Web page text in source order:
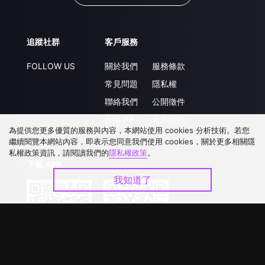
追蹤社群
FOLLOW US
客戶服務
關於我們
常見問題
聯絡我們
服務條款
隱私權
公開徵件
為提供您更多優質的服務與內容，本網站使用 cookies 分析技術。若您
繼續閱覽本網站內容，即表示您同意我們使用 cookies，關於更多相關隱
私權政策資訊，請閱讀我們的隱私權政策。
我知道了